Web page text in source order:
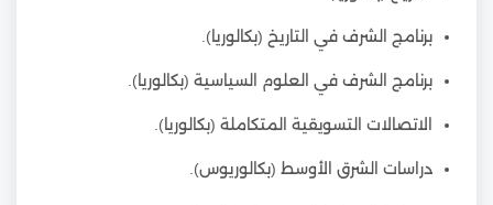
برنامج الشرف في التاريخ (بكالوريا).
برنامج الشرف في العلوم السياسية (بكالوريا).
الاتصالات التسويقية المتكاملة (بكالوريا).
دراسات الشرق الأوسط (بكالوريوس).